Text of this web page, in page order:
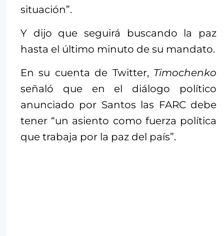
situación”.
Y dijo que seguirá buscando la paz
hasta el último minuto de su mandato.
En su cuenta de Twitter, Timochenko
señaló que en el diálogo político
anunciado por Santos las FARC debe
tener “un asiento como fuerza política
que trabaja por la paz del país”.